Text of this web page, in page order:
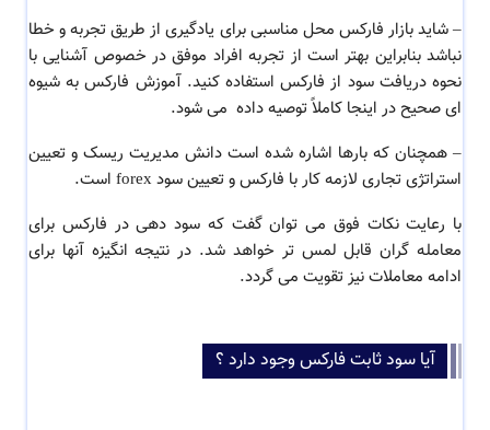
–شاید بازار فارکس محل مناسبی برای یادگیری از طریق تجربه و خطا
نباشد بنابراین بهتر است از تجربه افراد موفق در خصوص آشنایی با
نحوه دریافت سود از فارکس استفاده کنید. آموزش فارکس به شیوه
ای صحیح در اینجا کاملاً توصیه داده می شود.
– همچنان که بارها اشاره شده است دانش مدیریت ریسک و تعیین
استراتژی تجاری لازمه کار با فارکس و تعیین سود forex است.
با رعایت نکات فوق می توان گفت که سود دهی در فارکس برای
معامله گران قابل لمس تر خواهد شد. در نتیجه انگیزه آنها برای
ادامه معاملات نیز تقویت می گردد.
آیا سود ثابت فارکس وجود دارد ؟